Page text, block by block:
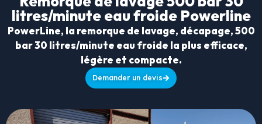
litres/minute eau froide Powerline
PowerLine, la remorque de lavage, décapage, 500
bar 30 litres/minute eau froide la plus efficace,
légère et compacte.
Demander un devis